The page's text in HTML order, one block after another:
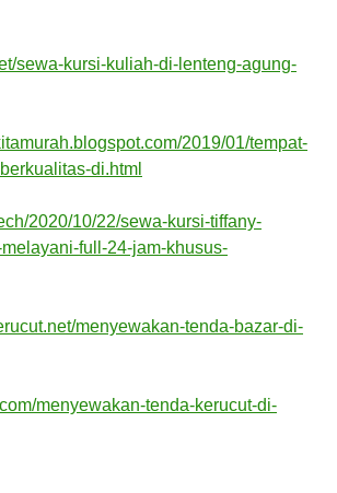
sewa-kursi-kuliah-di-lenteng-agung-
2019/01/tempat-
di.html
2020/10/22/sewa-kursi-tiffany-
full-24-jam-khusus-
menyewakan-tenda-bazar-di-
menyewakan-tenda-kerucut-di-